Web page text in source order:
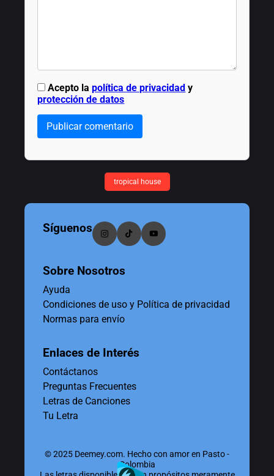
Acepto lapolítica de privacidad y
protección de datos
Publicar comentario
tropical house
Síguenos
Sobre Nosotros
Ayuda
Condiciones de uso y Política de privacidad
Normas para envío
Enlaces de Interés
Contáctanos
Preguntas Frecuentes
Letras de Canciones
Tu Letra
© 2025 Deemey.com. Hecho con amor en Pasto -
Colombia